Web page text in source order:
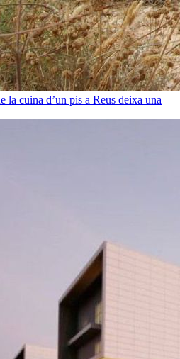
la cuina d’un pis a Reus deixa una